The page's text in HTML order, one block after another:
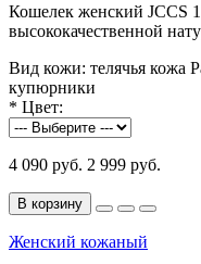
Кошелек женский JCCS
высококачественной
Вид кожи: телячья кожа
купюрники
* Цвет:
4 090 руб. 2 999 руб.
В корзину
Женский кожаный